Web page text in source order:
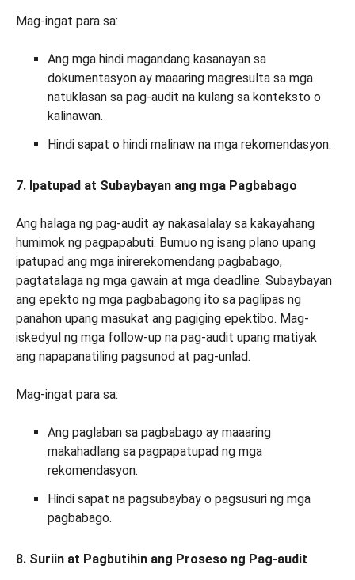
Mag-ingat para sa:
Ang mga hindi magandang kasanayan sa
dokumentasyon ay maaaring magresulta sa mga
natuklasan sa pag-audit na kulang sa konteksto o
kalinawan.
Hindi sapat o hindi malinaw na mga rekomendasyon.
7. Ipatupad at Subaybayan ang mga Pagbabago
Ang halaga ng pag-audit ay nakasalalay sa kakayahang
humimok ng pagpapabuti. Bumuo ng isang plano upang
ipatupad ang mga inirerekomendang pagbabago,
pagtatalaga ng mga gawain at mga deadline. Subaybayan
ang epekto ng mga pagbabagong ito sa paglipas ng
panahon upang masukat ang pagiging epektibo. Mag-
iskedyul ng mga follow-up na pag-audit upang matiyak
ang napapanatiling pagsunod at pag-unlad.
Mag-ingat para sa:
Ang paglaban sa pagbabago ay maaaring
makahadlang sa pagpapatupad ng mga
rekomendasyon.
Hindi sapat na pagsubaybay o pagsusuri ng mga
pagbabago.
8. Suriin at Pagbutihin ang Proseso ng Pag-audit